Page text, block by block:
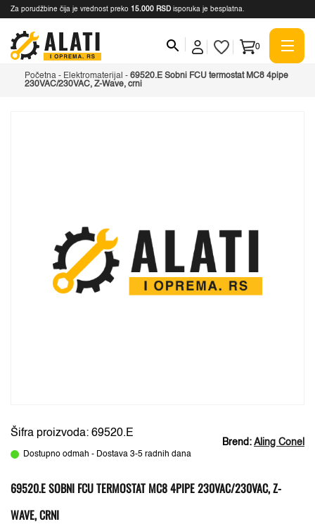
Za porudžbine čija je vrednost preko 15.000 RSD isporuka je besplatna.
0
Početna - Elektromaterijal - 69520.E Sobni FCU termostat MC8 4pipe
230VAC/230VAC, Z-Wave, crni
Brend: Aling Conel
Šifra proizvoda: 69520.E
Dostupno odmah - Dostava 3-5 radnih dana
69520.E SOBNI FCU TERMOSTAT MC8 4PIPE 230VAC/230VAC, Z-
WAVE, CRNI